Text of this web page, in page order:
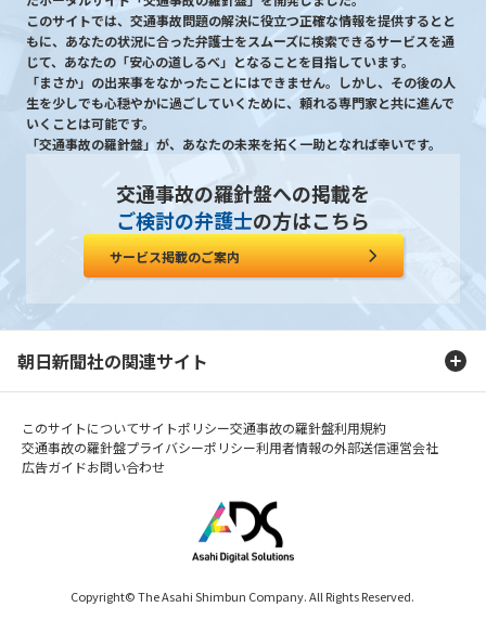
このサイトでは、交通事故問題の解決に役立つ正確な情報を提供するとと
もに、あなたの状況に合った弁護士をスムーズに検索できるサービスを通
じて、あなたの「安心の道しるべ」となることを目指しています。
「まさか」の出来事をなかったことにはできません。しかし、その後の人
生を少しでも心穏やかに過ごしていくために、頼れる専門家と共に進んで
いくことは可能です。
「交通事故の羅針盤」が、あなたの未来を拓く一助となれば幸いです。
交通事故の羅針盤への掲載を
ご検討の弁護士の方はこちら
サービス掲載のご案内
朝日新聞社の関連サイト
このサイトについてサイトポリシー交通事故の羅針盤利用規約
交通事故の羅針盤プライバシーポリシー利用者情報の外部送信運営会社
広告ガイドお問い合わせ
Copyright© The Asahi Shimbun Company. All Rights Reserved.